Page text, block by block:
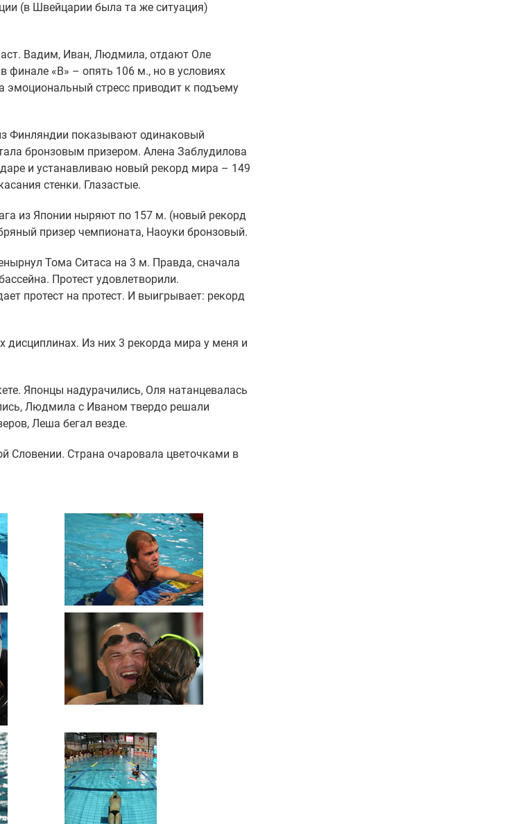
(в Швейцарии была та же ситуация)
Вадим, Иван, Людмила, отдают Оле
финале «В» – опять 106 м., но в условиях
эмоциональный стресс приводит к подъему
Финляндии показывают одинаковый
бронзовым призером. Алена Заблудилова
и устанавливаю новый рекорд мира – 149
стенки. Глазастые.
из Японии ныряют по 157 м. (новый рекорд
призер чемпионата, Наоуки бронзовый.
Тома Ситаса на 3 м. Правда, сначала
Протест удовлетворили.
протест на протест. И выигрывает: рекорд
дисциплинах. Из них 3 рекорда мира у меня и
Японцы надурачились, Оля натанцевалась
Людмила с Иваном твердо решали
Леша бегал везде.
Словении. Страна очаровала цветочками в